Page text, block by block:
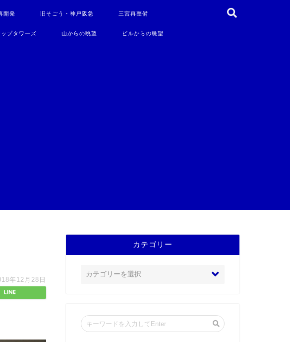
開発 旧そごう・神戸阪急 三宮再整備
プタワーズ 山からの眺望 ビルからの眺望
年12月28日
カテゴリー